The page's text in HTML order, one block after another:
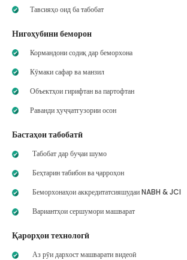
Тавсияҳо оид ба табобат
Нигоҳубини беморон
Кормандони содиқ дар беморхона
Кӯмаки сафар ва манзил
Объектҳои гирифтан ва партофтан
Раванди ҳуҷҷатгузории осон
Бастаҳои табобатӣ
Табобат дар буҷаи шумо
Беҳтарин табибон ва ҷарроҳон
Беморхонаҳои аккредитатсияшудаи NABH & JCI
Вариантҳои сершумори машварат
Қарорҳои технологӣ
Аз рӯи дархост машварати видеоӣ